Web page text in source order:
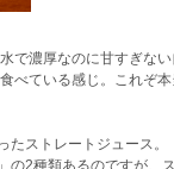
で濃厚なのに甘すぎない
べている感じ。これぞ
ストレートジュース。
の2種類あるのですが、